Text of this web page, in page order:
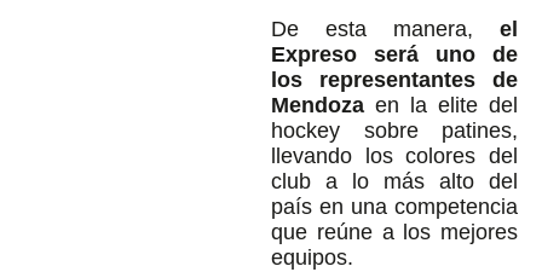
De esta manera, el
Expreso será uno de
los representantes de
Mendoza en la elite del
hockey sobre patines,
llevando los colores del
club a lo más alto del
país en una competencia
que reúne a los mejores
equipos.